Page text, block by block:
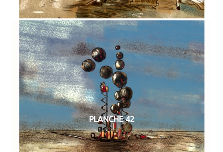
PLANCHE 42